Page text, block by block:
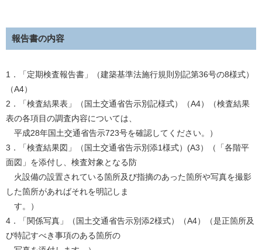
報告書の内容
1．「定期検査報告書」（建築基準法施行規則別記第36号の8様式）
（A4）
2．「検査結果表」（国土交通省告示別記様式）（A4）（検査結果
表の各項目の調査内容については、
平成28年国土交通省告示723号を確認してください。）
3．「検査結果図」（国土交通省告示別添1様式）(A3）（「各階平
面図」を添付し、検査対象となる防
火設備の設置されている箇所及び指摘のあった箇所や写真を撮影
した箇所があればそれを明記しま
す。）
4．「関係写真」（国土交通省告示別添2様式）（A4）（是正箇所及
び特記すべき事項のある箇所の